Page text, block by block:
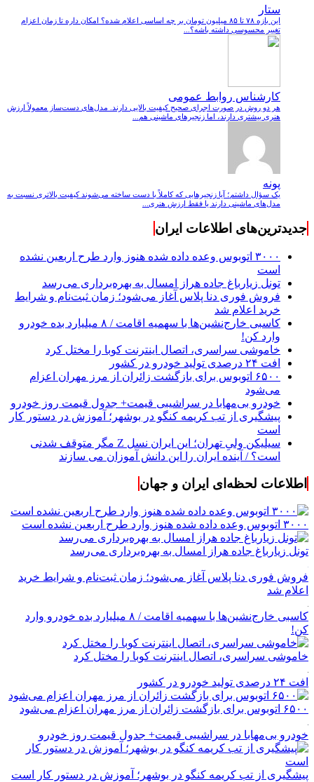
ستار
این بازه ۷۸ تا ۸۵ میلیون تومان بر چه اساسی اعلام شده؟ امکان داره تا زمان اعزام
تغییر محسوسی داشته باشه؟...
کارشناس روابط عمومی
هر دو روش در صورت اجرای صحیح کیفیت بالایی دارند. مدل‌های دست‌ساز معمولاً ارزش
هنری بیشتری دارند، اما زنجیرهای ماشینی هم...
پونه
یک سؤال داشتم؛ آیا زنجیرهایی که کاملاً با دست ساخته می‌شوند کیفیت بالاتری نسبت به
مدل‌های ماشینی دارند یا فقط ارزش هنری...
جدیدترین‌های اطلاعات ایران
۳۰۰۰ اتوبوس وعده داده شده هنوز وارد طرح اربعین نشده
است
تونل زیارباغ جاده هراز امسال به بهره‌برداری می‌رسد
فروش فوری دنا پلاس آغاز می‌شود؛ زمان ثبت‌نام و شرایط
خرید اعلام شد
کاسبی خارج‌نشین‌ها با سهمیه اقامت / ۸ میلیارد بده خودرو
وارد کن!
خاموشی سراسری، اتصال اینترنت کوبا را مختل کرد
افت ۲۴ درصدی تولید خودرو در کشور
۶۵۰۰ اتوبوس برای بازگشت زائران از مرز مهران اعزام
می‌شود
خودرو بی‌مهابا در سراشیبی قیمت+ جدول قیمت روز خودرو
پیشگیری از تب کریمه کنگو در بوشهر؛ آموزش در دستور کار
است
سیلیکن ولیِ تهران؛ این ایران نسل Z مگر متوقف شدنی
است؟ / آینده ایران را این دانش آموزان می سازند
اطلاعات لحظه‌ای ایران و جهان
۳۰۰۰ اتوبوس وعده داده شده هنوز وارد طرح اربعین نشده است
تونل زیارباغ جاده هراز امسال به بهره‌برداری می‌رسد
فروش فوری دنا پلاس آغاز می‌شود؛ زمان ثبت‌نام و شرایط خرید
اعلام شد
کاسبی خارج‌نشین‌ها با سهمیه اقامت / ۸ میلیارد بده خودرو وارد
کن!
خاموشی سراسری، اتصال اینترنت کوبا را مختل کرد
افت ۲۴ درصدی تولید خودرو در کشور
۶۵۰۰ اتوبوس برای بازگشت زائران از مرز مهران اعزام می‌شود
خودرو بی‌مهابا در سراشیبی قیمت+ جدول قیمت روز خودرو
پیشگیری از تب کریمه کنگو در بوشهر؛ آموزش در دستور کار است